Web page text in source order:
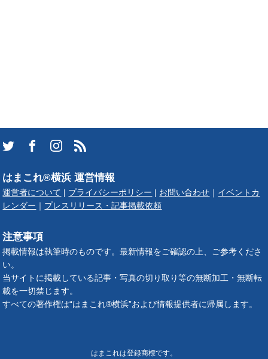
はまこれ®横浜 運営情報
運営者について | プライバシーポリシー | お問い合わせ ｜ イベントカ
レンダー ｜ プレスリリース・記事掲載依頼
注意事項
掲載情報は執筆時のものです。最新情報をご確認の上、ご参考くださ
い。
当サイトに掲載している記事・写真の切り取り等の無断加工・無断転
載を一切禁じます。
すべての著作権は“はまこれ®横浜”および情報提供者に帰属します。
はまこれは登録商標です。